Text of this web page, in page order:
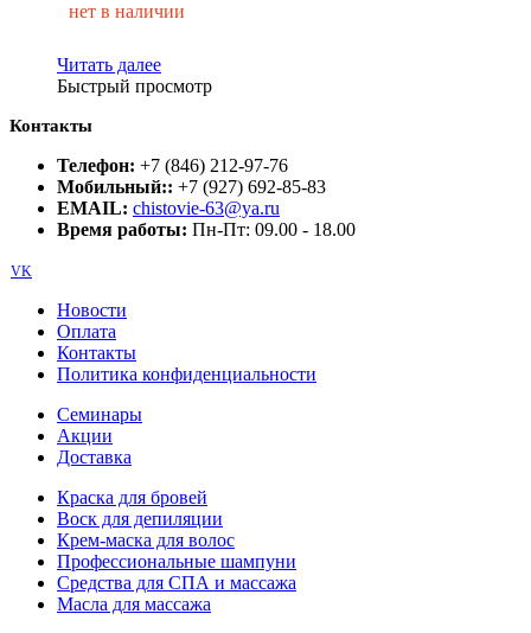
нет в наличии
Читать далее
Быстрый просмотр
Контакты
Телефон: +7 (846) 212-97-76
Мобильный:: +7 (927) 692-85-83
EMAIL: chistovie-63@ya.ru
Время работы: Пн-Пт: 09.00 - 18.00
VK
Новости
Оплата
Контакты
Политика конфиденциальности
Семинары
Акции
Доставка
Краска для бровей
Воск для депиляции
Крем-маска для волос
Профессиональные шампуни
Средства для СПА и массажа
Масла для массажа